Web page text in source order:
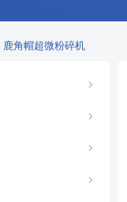
鹿角帽超微粉碎机